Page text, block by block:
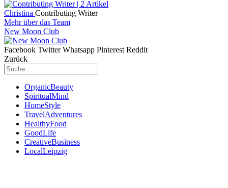
Christina Contributing Writer
Mehr über das Team
New Moon Club
Facebook Twitter Whatsapp Pinterest Reddit
Zurück
OrganicBeauty
SpiritualMind
HomeStyle
TravelAdventures
HealthyFood
GoodLife
CreativeBusiness
LocalLeipzig